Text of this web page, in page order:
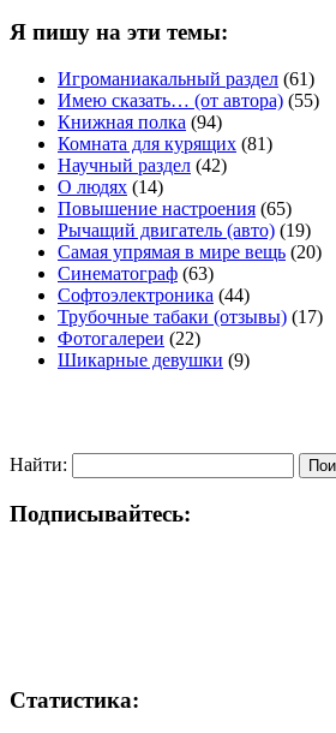
Я пишу на эти темы:
Игроманиакальный раздел (61)
Имею сказать… (от автора) (55)
Книжная полка (94)
Комната для курящих (81)
Научный раздел (42)
О людях (14)
Повышение настроения (65)
Рычащий двигатель (авто) (19)
Самая упрямая в мире вещь (20)
Синематограф (63)
Софтоэлектроника (44)
Трубочные табаки (отзывы) (17)
Фотогалереи (22)
Шикарные девушки (9)
Найти:
Подписывайтесь:
Статистика: